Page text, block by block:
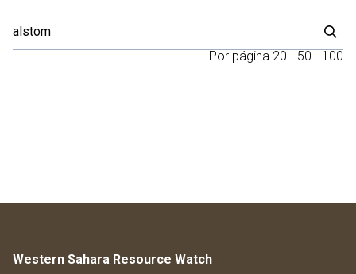
Por página 20 - 50 - 100
Western Sahara Resource Watch